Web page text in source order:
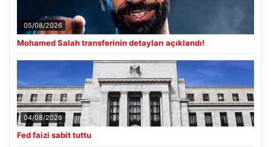
05/08/2026
Mohamed Salah transferinin detayları açıklandı!
04/08/2026
Fed faizi sabit tuttu